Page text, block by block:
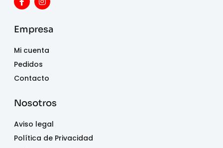
Empresa
Mi cuenta
Pedidos
Contacto
Nosotros
Aviso legal
Política de Privacidad